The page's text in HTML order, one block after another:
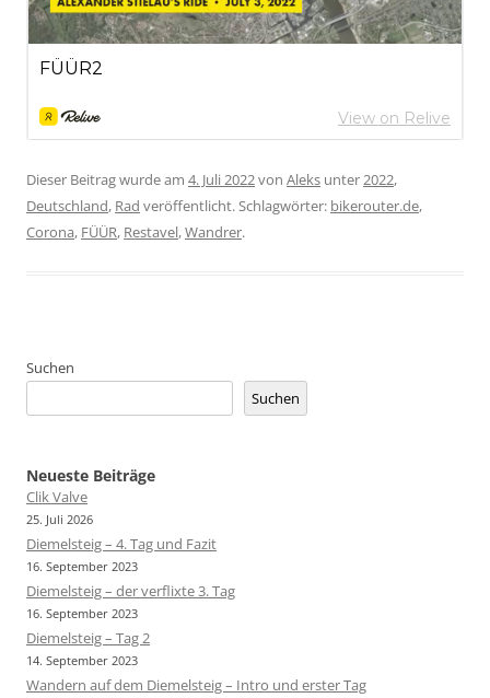
Dieser Beitrag wurde am 4. Juli 2022von Aleks unter2022,
Deutschland, Rad veröffentlicht. Schlagwörter: bikerouter.de,
Corona, FÜÜR, Restavel,Wandrer.
Suchen
Suchen
Neueste Beiträge
Clik Valve
25. Juli 2026
Diemelsteig – 4. Tag und Fazit
16. September 2023
Diemelsteig – der verflixte 3. Tag
16. September 2023
Diemelsteig – Tag 2
14. September 2023
Wandern auf dem Diemelsteig – Intro und erster Tag